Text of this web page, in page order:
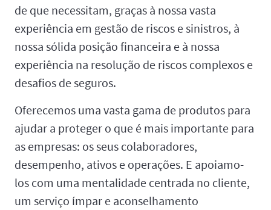
de que necessitam, graças à nossa vasta
experiência em gestão de riscos e sinistros, à
nossa sólida posição financeira e à nossa
experiência na resolução de riscos complexos e
desafios de seguros.
Oferecemos uma vasta gama de produtos para
ajudar a proteger o que é mais importante para
as empresas: os seus colaboradores,
desempenho, ativos e operações. E apoiamo-
los com uma mentalidade centrada no cliente,
um serviço ímpar e aconselhamento